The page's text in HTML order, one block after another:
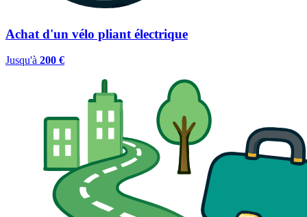
Achat d'un vélo pliant électrique
Jusqu'à 200 €